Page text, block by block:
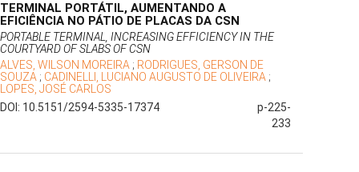
TERMINAL PORTÁTIL, AUMENTANDO A
EFICIÊNCIA NO PÁTIO DE PLACAS DA CSN
PORTABLE TERMINAL, INCREASING EFFICIENCY IN THE
COURTYARD OF SLABS OF CSN
ALVES, WILSON MOREIRA ; RODRIGUES, GERSON DE
SOUZA ; CADINELLI, LUCIANO AUGUSTO DE OLIVEIRA ;
LOPES, JOSÉ CARLOS
DOI: 10.5151/2594-5335-17374
p-225-
233